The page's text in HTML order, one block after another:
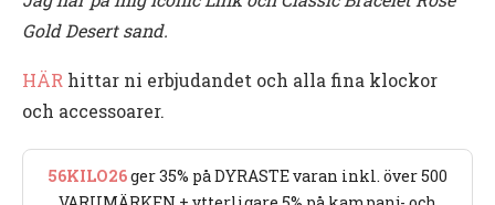
Gold Desert sand.
HÄR hittar ni erbjudandet och alla fina klockor
och accessoarer.
56KILO26ger 35% på DYRASTE varan inkl. över 500